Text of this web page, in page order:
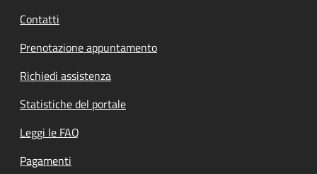
Contatti
Prenotazione appuntamento
Richiedi assistenza
Statistiche del portale
Leggi le FAQ
Pagamenti